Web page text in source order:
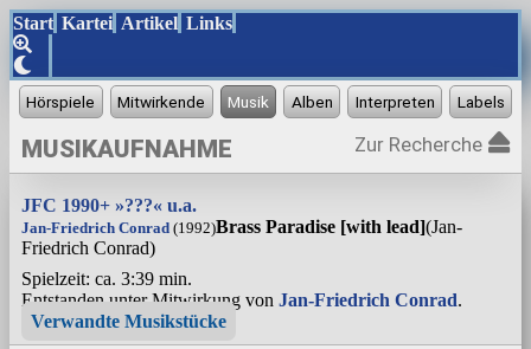
Start Kartei Artikel Links
MUSIKAUFNAHME Zur Recherche
JFC 1990+ »???« u.a.
Jan-Friedrich Conrad (1992)Brass Paradise [with lead](Jan-
Friedrich Conrad)
Spielzeit: ca. 3:39 min.
Entstanden unter Mitwirkung von Jan-Friedrich Conrad.
Verwandte Musikstücke